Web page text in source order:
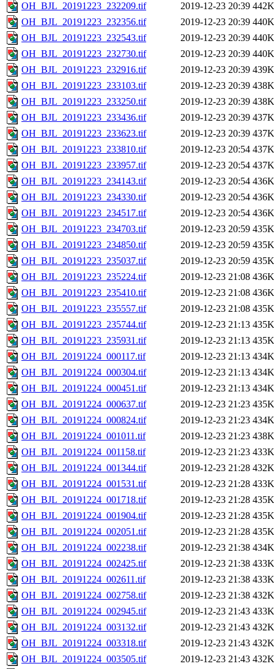
OH_BJL_20191223_232209.tif
2019-12-23 20:39 442K
OH_BJL_20191223_232356.tif
2019-12-23 20:39 440K
OH_BJL_20191223_232543.tif
2019-12-23 20:39 440K
OH_BJL_20191223_232730.tif
2019-12-23 20:39 440K
OH_BJL_20191223_232916.tif
2019-12-23 20:39 439K
OH_BJL_20191223_233103.tif
2019-12-23 20:39 438K
OH_BJL_20191223_233250.tif
2019-12-23 20:39 438K
OH_BJL_20191223_233436.tif
2019-12-23 20:39 437K
OH_BJL_20191223_233623.tif
2019-12-23 20:39 437K
OH_BJL_20191223_233810.tif
2019-12-23 20:54 437K
OH_BJL_20191223_233957.tif
2019-12-23 20:54 437K
OH_BJL_20191223_234143.tif
2019-12-23 20:54 436K
OH_BJL_20191223_234330.tif
2019-12-23 20:54 436K
OH_BJL_20191223_234517.tif
2019-12-23 20:54 436K
OH_BJL_20191223_234703.tif
2019-12-23 20:59 435K
OH_BJL_20191223_234850.tif
2019-12-23 20:59 435K
OH_BJL_20191223_235037.tif
2019-12-23 20:59 435K
OH_BJL_20191223_235224.tif
2019-12-23 21:08 436K
OH_BJL_20191223_235410.tif
2019-12-23 21:08 436K
OH_BJL_20191223_235557.tif
2019-12-23 21:08 435K
OH_BJL_20191223_235744.tif
2019-12-23 21:13 435K
OH_BJL_20191223_235931.tif
2019-12-23 21:13 435K
OH_BJL_20191224_000117.tif
2019-12-23 21:13 434K
OH_BJL_20191224_000304.tif
2019-12-23 21:13 434K
OH_BJL_20191224_000451.tif
2019-12-23 21:13 434K
OH_BJL_20191224_000637.tif
2019-12-23 21:23 435K
OH_BJL_20191224_000824.tif
2019-12-23 21:23 434K
OH_BJL_20191224_001011.tif
2019-12-23 21:23 438K
OH_BJL_20191224_001158.tif
2019-12-23 21:23 433K
OH_BJL_20191224_001344.tif
2019-12-23 21:28 432K
OH_BJL_20191224_001531.tif
2019-12-23 21:28 433K
OH_BJL_20191224_001718.tif
2019-12-23 21:28 435K
OH_BJL_20191224_001904.tif
2019-12-23 21:28 435K
OH_BJL_20191224_002051.tif
2019-12-23 21:28 435K
OH_BJL_20191224_002238.tif
2019-12-23 21:38 434K
OH_BJL_20191224_002425.tif
2019-12-23 21:38 433K
OH_BJL_20191224_002611.tif
2019-12-23 21:38 433K
OH_BJL_20191224_002758.tif
2019-12-23 21:38 432K
OH_BJL_20191224_002945.tif
2019-12-23 21:43 433K
OH_BJL_20191224_003132.tif
2019-12-23 21:43 432K
OH_BJL_20191224_003318.tif
2019-12-23 21:43 432K
OH_BJL_20191224_003505.tif
2019-12-23 21:43 432K